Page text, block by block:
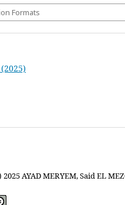
Formats
AYAD MERYEM, Said EL